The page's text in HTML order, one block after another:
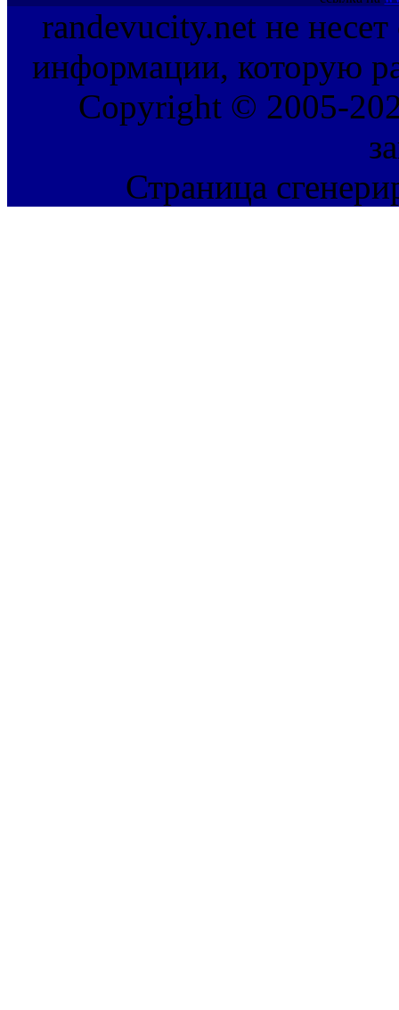
randevucity.net не несет
информации, которую
Copyright © 2005-
Страница